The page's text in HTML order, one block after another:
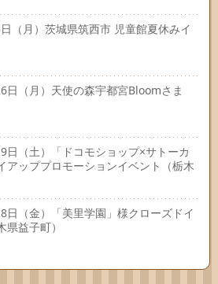
（月）茨城県筑西市 児童館夏休みイ
日（月）天使の森宇都宮Bloomさま
日（土）「ドコモショップ×サトーカ
アッププロモーションイベント（栃木
日（金）「美里学園」様クローズドイ
益子町）